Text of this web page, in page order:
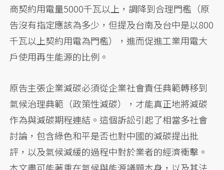
商契約用電量5000千瓦以上，調降到合理門檻（原
告沒有指定應該為多少，但提及台南及台中是以800
千瓦以上契約用電為門檻），進而促進工業用電大
戶使用再生能源的比例。
原告主張企業減碳必須從企業社會責任典範轉移到
氣候治理典範（政策性減碳），才能真正地將減碳
作為與減碳期程連結。這個訴訟引起了相當多社會
討論，包含綠色和平是否也對中國的減碳提出批
評，以及氣候減緩的過程中對於業者的經濟衝擊。